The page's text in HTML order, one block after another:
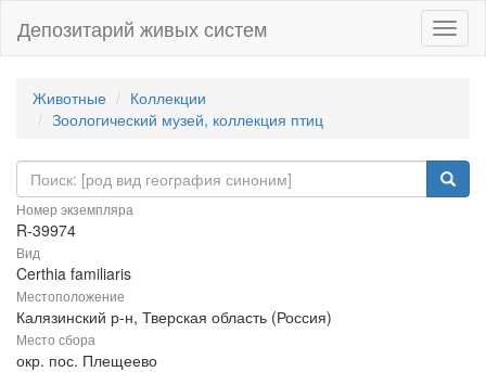
Депозитарий живых систем
Животные
Коллекции
Зоологический музей, коллекция птиц
Номер экземпляра
R-39974
Вид
Certhia familiaris
Местоположение
Калязинский р-н, Тверская область (Россия)
Место сбора
окр. пос. Плещеево